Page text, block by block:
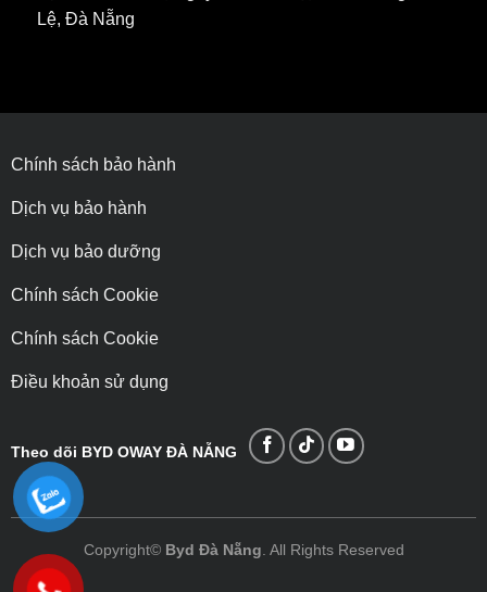
Lệ, Đà Nẵng
Chính sách bảo hành
Dịch vụ bảo hành
Dịch vụ bảo dưỡng
Chính sách Cookie
Chính sách Cookie
Điều khoản sử dụng
Theo dõi BYD OWAY ĐÀ NẴNG
Copyright© Byd Đà Nẵng . All Rights Reserved